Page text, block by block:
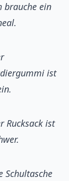
brauche ein
ist
Rucksack ist
Schultasche